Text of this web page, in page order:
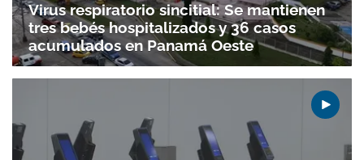
Virus respiratorio sincitial: Se mantienen
tres bebés hospitalizados y 36 casos
acumulados en Panamá Oeste